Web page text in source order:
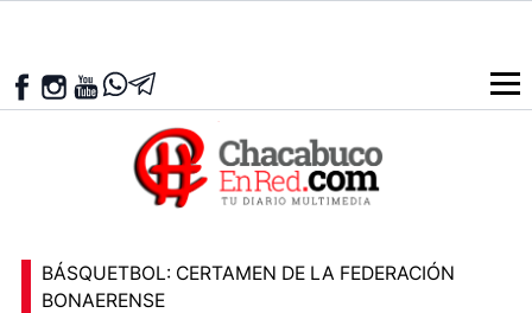
BÁSQUETBOL: CERTAMEN DE LA FEDERACIÓN
BONAERENSE